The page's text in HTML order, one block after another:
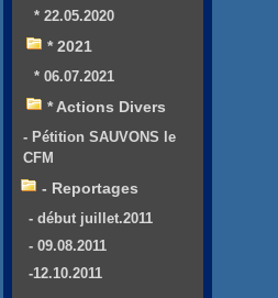
* 22.05.2020
* 2021
* 06.07.2021
* Actions Divers
- Pétition SAUVONS le
CFM
- Reportages
- début juillet.2011
- 09.08.2011
-12.10.2011